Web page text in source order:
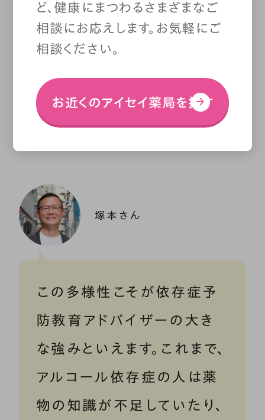
マスコミ関係者など、さまざまな専
門性を持った人々が集まり、それ
ぞれの異なる視点や経験を持ち
寄り、問題の解決に取り組んでい
塚本さん
この多様性こそが依存症予
防教育アドバイザーの大き
な強みといえます。これまで、
アルコール依存症の人は薬
物の知識が不足していたり、
ど、健康にまつわるさまざまなご
相談にお応えします。お気軽にご
相談ください。
お近くのアイセイ薬局を探す